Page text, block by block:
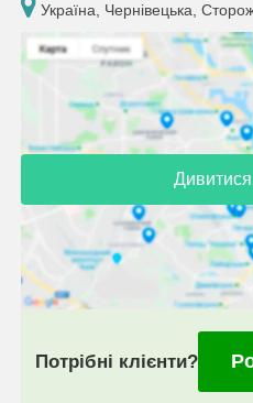
Україна, Чернівецька,
Дивитися
Потрібні клієнти?